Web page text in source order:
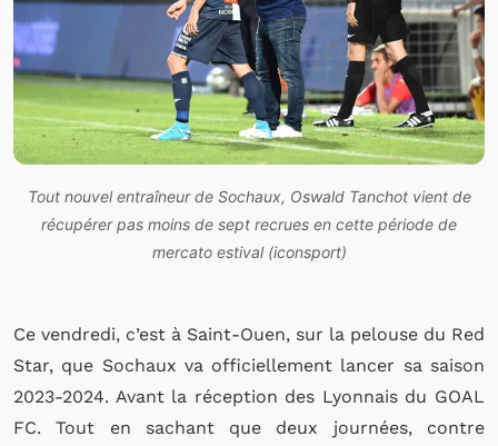
Tout nouvel entraîneur de Sochaux, Oswald Tanchot vient de
récupérer pas moins de sept recrues en cette période de
mercato estival (iconsport)
Ce vendredi, c’est à Saint-Ouen, sur la pelouse du Red
Star, que Sochaux va officiellement lancer sa saison
2023-2024. Avant la réception des Lyonnais du GOAL
FC. Tout en sachant que deux journées, contre